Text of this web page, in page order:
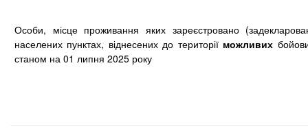
Особи, місце проживання яких зареєстровано
населених пунктах, віднесених до території можливих
станом на 01 липня 2025 року